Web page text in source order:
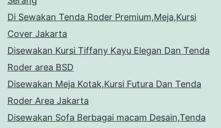
Di Sewakan Tenda Roder Premium,Meja,Kursi
Cover Jakarta
Disewakan Kursi Tiffany Kayu Elegan Dan Tenda
Roder area BSD
Disewakan Meja Kotak,Kursi Futura Dan Tenda
Roder Area Jakarta
Disewakan Sofa Berbagai macam Desain,Tenda